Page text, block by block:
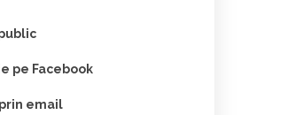
pe Facebook
email